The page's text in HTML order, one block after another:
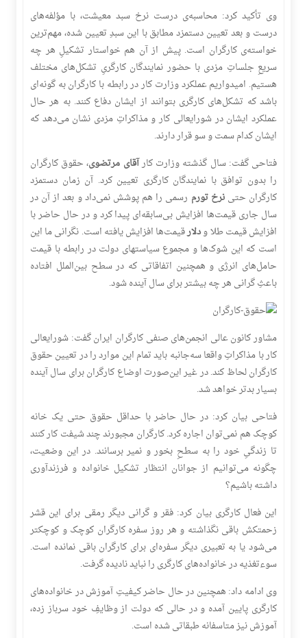
وی تأکید کرد: محاسبه‌ی درست نرخ سبد معیشت، با مؤلفه‌های
درست و بعد تعیین دستمزد مطابق با این سبدِ تعیین شده، مهم‌ترین
خواسته‌ی کارگران است. پیش از آن هم خواستار تشکیلِ هر چه
سریعِ جلساتِ مزدی با حضور نمایندگان کارگریِ تشکل‌های مختلف
هستیم. امیدواریم عملکرد وزارت کار در رابطه با کارگران به گونه‌ای
باشد که تشکل‌های کارگری بتوانند از ایشان دفاع کنند. به هر حال
عملکرد ایشان در شورایعالی کار و مذاکراتِ مزدی نشان می‌دهد که
ایشان کدام سمت و سو قرار دارند.
فتاحی گفت: سال گذشته وزارت کارآقای مرتضوی، حقوق کارگران
را بدون توافق با نمایندگان کارگری تعیین کرد. آن زمان دستمزد
کارگران حتی نرخ تورم رسمی را هم پوشش نمی‌داد و بعد از آن در
سال جاری قیمت‌ها افزایش بی‌سابقه‌ای پیدا کرد و در حال حاضر با
افزایش قیمت طلا ودلارقیمت‌ها افزایش یافته است. نگرانی ما این
است که این شوک‌ها و مجموع سیاستهای دولت در رابطه با قیمت
حامل‌های انرژی و همچنین اتفاقاتی که در سطح بین‌الملل افتاده
باعثِ گرانی هر چه بیشتر برای سال آینده شود.
مشاور کانون عالی انجمن‌های صنفی کارگران ایران گفت: شورایعالی
کار با مذاکراتِ واقعا سه‌جانبه باید تمام این موارد را در تعیین حقوق
کارگران لحاظ کند. در غیر این‌صورت اوضاع کارگران برای سال آینده
بسیار بدتر خواهد شد.
فتاحی بیان کرد: در حال حاضر با حداقل حقوق حتی یک خانه
کوچک هم نمی‌توان اجاره کرد. کارگران مجبورند چند شیفت کار کنند
تا زندگیِ خود را به سطحِ بخور و نمیر برسانند. در این وضعیت،
چگونه می‌توانیم از جوانان انتظار تشکیل خانواده و فرزندآوری
داشته باشیم؟
این فعال کارگری بیان کرد: فقر و گرانی دیگر رمقی برای این قشر
زحمتکش باقی نگذاشته و هر روز سفره کارگران کوچک و کوچکتر
می‌شود یا به تعبیری دیگر سفره‌ای برای کارگران باقی نمانده است.
سوءتغذیه در خانواده‌های کارگری را نباید نادیده گرفت.
وی ادامه داد: همچنین در حال حاضر کیفیتِ آموزش در خانواده‌های
کارگری پایین آمده و در حالی که دولت از وظایفِ خود سرباز زده،
آموزش نیز متاسفانه طبقاتی شده است.